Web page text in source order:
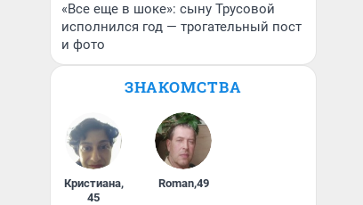
«Все еще в шоке»: сыну Трусовой
исполнился год — трогательный пост
и фото
ЗНАКОМСТВА
Кристиана,
45
Roman,49